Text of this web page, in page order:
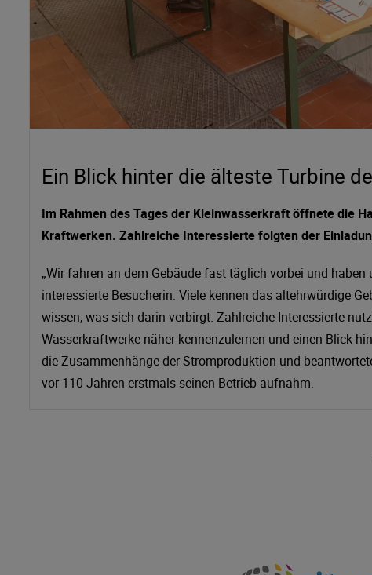
Ein Blick hinter die älteste Turbine
Im Rahmen des Tages der Kleinwasserkraft öffnete die
Kraftwerken. Zahlreiche Interessierte folgten der
„Wir fahren an dem Gebäude fast täglich vorbei und
interessierte Besucherin. Viele kennen das altehrwürdige
wissen, was sich darin verbirgt. Zahlreiche Interessierte
Wasserkraftwerke näher kennenzulernen und einen Blick
die Zusammenhänge der Stromproduktion und
vor 110 Jahren erstmals seinen Betrieb aufnahm.